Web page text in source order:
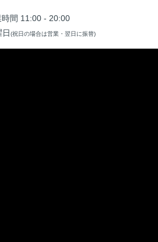
時間 11:00 - 20:00
(祝日の場合は営業・翌日に振替)